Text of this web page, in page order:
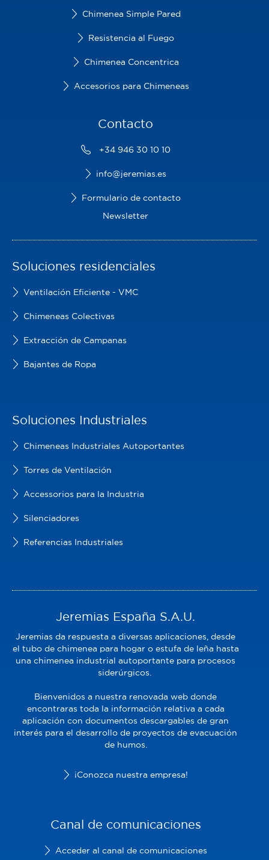
Chimenea Simple Pared
Resistencia al Fuego
Chimenea Concentrica
Accesorios para Chimeneas
Contacto
+34 946 30 10 10
info@jeremias.es
Formulario de contacto
Newsletter
Soluciones residenciales
Ventilación Eficiente - VMC
Chimeneas Colectivas
Extracción de Campanas
Bajantes de Ropa
Soluciones Industriales
Chimeneas Industriales Autoportantes
Torres de Ventilación
Accessorios para la Industria
Silenciadores
Referencias Industriales
Jeremias España S.A.U.
Jeremias da respuesta a diversas aplicaciones, desde
el tubo de chimenea para hogar o estufa de leña hasta
una chimenea industrial autoportante para procesos
siderúrgicos.
Bienvenidos a nuestra renovada web donde
encontraras toda la información relativa a cada
aplicación con documentos descargables de gran
interés para el desarrollo de proyectos de evacuación
de humos.
¡Conozca nuestra empresa!
Canal de comunicaciones
Acceder al canal de comunicaciones